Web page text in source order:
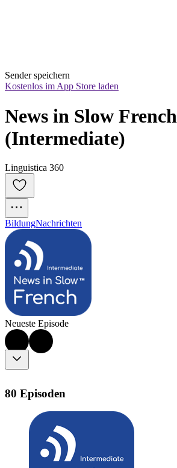
Sender speichern
Kostenlos im App Store laden
News in Slow French
(Intermediate)
Linguistica 360
BildungNachrichten
Neueste Episode
80 Episoden